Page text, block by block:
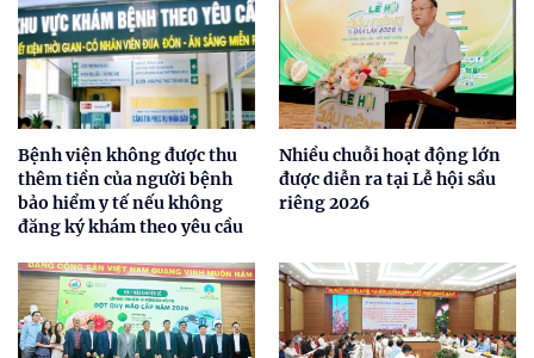
Bệnh viện không được thu
thêm tiền của người bệnh
bảo hiểm y tế nếu không
đăng ký khám theo yêu cầu
Nhiều chuỗi hoạt động lớn
được diễn ra tại Lễ hội sầu
riêng 2026